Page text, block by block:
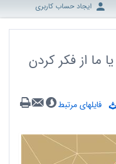
ایجاد حساب کاربری
ما از فکر کردن
فایلهای مرتبط